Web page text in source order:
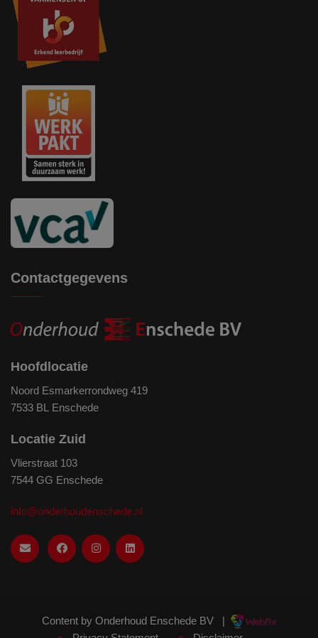
Contactgegevens
Hoofdlocatie
Noord Esmarkerrondweg 419
7533 BL Enschede
Locatie Zuid
Vlierstraat 103
7544 GG Enschede
info@onderhoudenschede.nl
Content by Onderhoud Enschede BV
|